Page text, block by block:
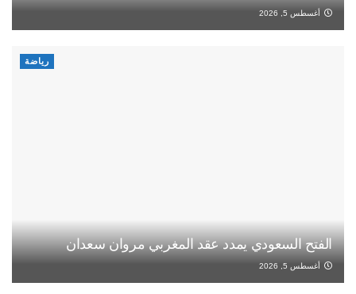
أغسطس 5, 2026
رياضة
الفتح السعودي يمدد عقد المغربي مروان سعدان
أغسطس 5, 2026